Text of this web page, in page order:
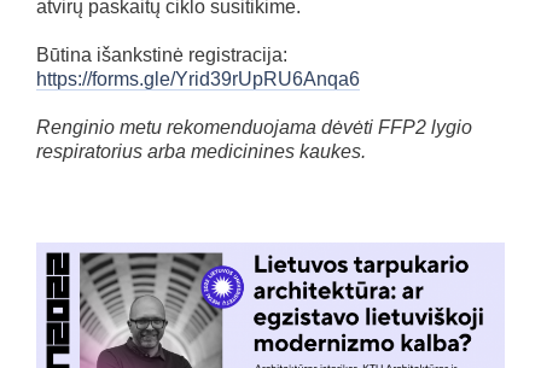
atvirų paskaitų ciklo susitikime.
Būtina išankstinė registracija:
https://forms.gle/Yrid39rUpRU6Anqa6
Renginio metu rekomenduojama dėvėti FFP2 lygio
respiratorius arba medicinines kaukes.